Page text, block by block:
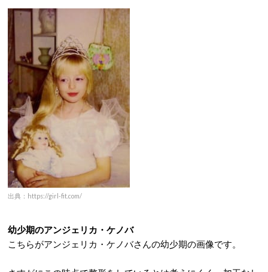
出典：https://girl-fit.com/
幼少期のアンジェリカ・ケノバ
こちらがアンジェリカ・ケノバさんの幼少期の画像です。